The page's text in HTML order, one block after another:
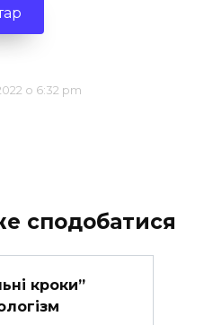
о 6:32 pm
сподобатися
кроки”